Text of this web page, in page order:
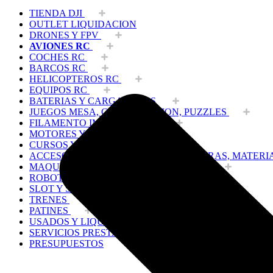
TIENDA DJI
OUTLET LIQUIDACION
DRONES Y FPV
AVIONES RC
COCHES RC
BARCOS RC
HELICOPTEROS RC
EQUIPOS RC
BATERIAS Y CARGADORES
JUEGOS MESA, CONSTRUCCION, PUZZLES
FILAMENTO IMPRESORA 3D
MOTORES Y ACCESORIOS
CURSOS Y TALLERES
ACCESORIOS, HERRAMIENTAS, PINTURAS,
MAQUETAS ESTÁTICAS Y COLECCIÓN
ROBOTICA Y GADGETS ELECTRÓNICOS
SLOT Y SCALEXTRIC
TRENES
PATINES
USADOS Y LIQUIDACION
SERVICIOS PRESTADOS
PRESUPUESTOS